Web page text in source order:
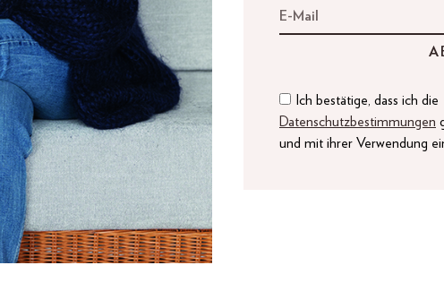
Ich bestätige, dass ich die
Datenschutzbestimmungen
und mit ihrer Verwendung